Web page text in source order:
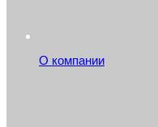
О компании